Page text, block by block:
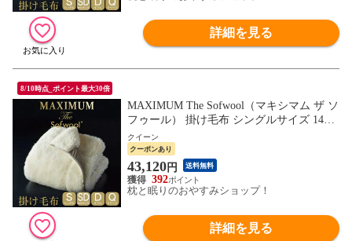
詳細を見る
8/10時点_ポイント最大30倍
MAXIMUM The Sofwool（マキシマム ザ ソ
フゥール） 掛け毛布 シングルサイズ 140×
190cm セミダブルサイズ 160×190cm ダブ
ルサイズ 180×190cm クイーンサイズ 200×1
90cm
クイーン
クーポンあり
43,120円 送料無料
392
枕と眠りのおやすみショップ！
詳細を見る